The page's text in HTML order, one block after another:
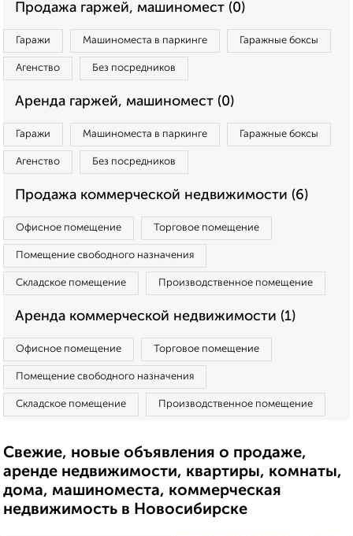
Продажа гаржей, машиномест (0)
Гаражи Машиноместа в паркинге Гаражные боксы
Агенство Без посредников
Аренда гаржей, машиномест (0)
Гаражи Машиноместа в паркинге Гаражные боксы
Агенство Без посредников
Продажа коммерческой недвижимости (6)
Офисное помещение Торговое помещение
Помещение свободного назначения
Складское помещение Производственное помещение
Аренда коммерческой недвижимости (1)
Офисное помещение Торговое помещение
Помещение свободного назначения
Складское помещение Производственное помещение
Свежие, новые объявления о продаже,
аренде недвижимости, квартиры, комнаты,
дома, машиноместа, коммерческая
недвижимость в Новосибирске